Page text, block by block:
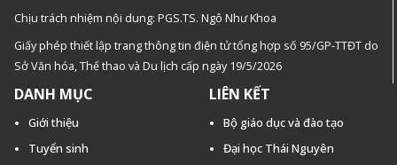
Chịu trách nhiệm nội dung: PGS.TS. Ngô Như Khoa
Giấy phép thiết lập trang thông tin điện tử tổng hợp số 95/GP-TTĐT do
Sở Văn hóa, Thế thao và Du lịch cấp ngày 19/5/2026
DANH MỤC
Giới thiệu
Tuyển sinh
LIÊN KẾT
Bộ giáo dục và đào tạo
Đại học Thái Nguyên